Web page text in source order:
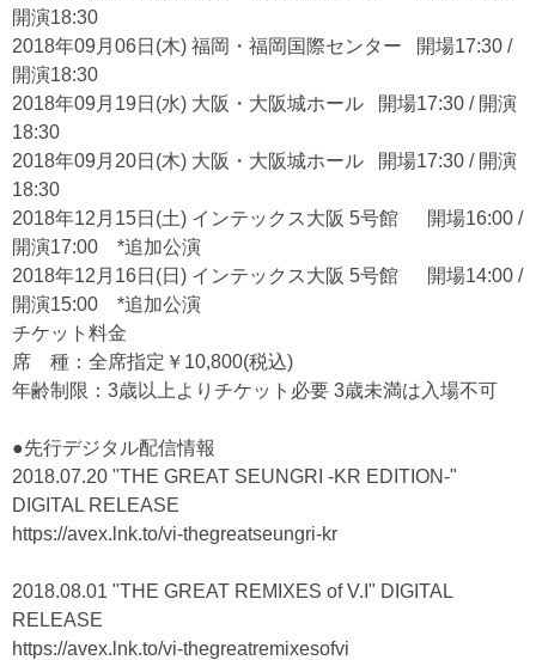
開演18:30
2018年09月06日(木) 福岡・福岡国際センター 開場17:30 /
開演18:30
2018年09月19日(水) 大阪・大阪城ホール 開場17:30 / 開演
18:30
2018年09月20日(木) 大阪・大阪城ホール 開場17:30 / 開演
18:30
2018年12月15日(土) インテックス大阪 5号館 開場16:00 /
開演17:00 *追加公演
2018年12月16日(日) インテックス大阪 5号館 開場14:00 /
開演15:00 *追加公演
チケット料金
席 種：全席指定￥10,800(税込)
年齢制限：3歳以上よりチケット必要 3歳未満は入場不可
●先行デジタル配信情報
2018.07.20 "THE GREAT SEUNGRI -KR EDITION-"
DIGITAL RELEASE
https://avex.lnk.to/vi-thegreatseungri-kr
2018.08.01 "THE GREAT REMIXES of V.I" DIGITAL
RELEASE
https://avex.lnk.to/vi-thegreatremixesofvi